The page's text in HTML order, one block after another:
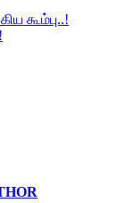
கூம்பு..!